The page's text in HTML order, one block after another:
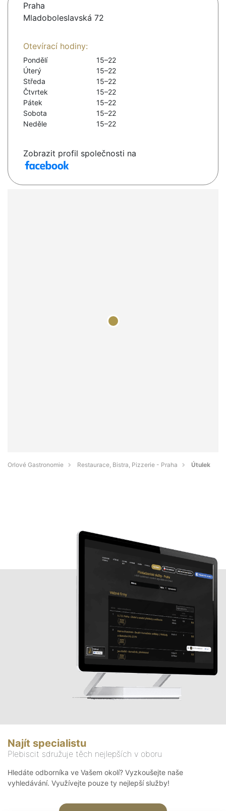
Praha
Mladoboleslavská 72
Otevírací hodiny:
Pondělí
15–22
Úterý
15–22
Středa
15–22
Čtvrtek
15–22
Pátek
15–22
Sobota
15–22
Neděle
15–22
Zobrazit profil společnosti na
Orlové Gastronomie Restaurace, Bistra, Pizzerie - Praha Útulek
Najít specialistu
Plebiscit sdružuje těch nejlepších v oboru
Hledáte odborníka ve Vašem okolí? Vyzkoušejte naše
vyhledávání. Využívejte pouze ty nejlepší služby!